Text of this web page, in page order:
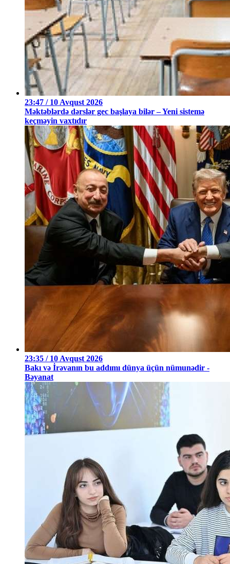
23:47 / 10 Avqust 2026
Məktəblərdə dərslər gec başlaya bilər – Yeni sistemə
keçməyin vaxtıdır
23:35 / 10 Avqust 2026
Bakı və İrəvanın bu addımı dünya üçün nümunədir -
Bəyanat